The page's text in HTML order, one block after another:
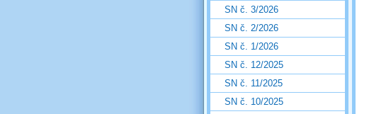
SN č. 3/2026
SN č. 2/2026
SN č. 1/2026
SN č. 12/2025
SN č. 11/2025
SN č. 10/2025